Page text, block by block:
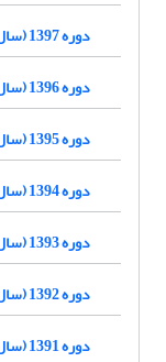
دوره 1397 (سال انتشار 1397)
دوره 1396 (سال انتشار 1397)
دوره 1395 (سال انتشار 1396)
دوره 1394 (سال انتشار 1395)
دوره 1393 (سال انتشار 1394)
دوره 1392 (سال انتشار 1394)
دوره 1391 (سال انتشار 1392)